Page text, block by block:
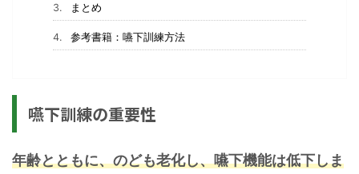
まとめ
参考書籍：嚥下訓練方法
嚥下訓練の重要性
年齢とともに、のども老化し、嚥下機能は低下しま